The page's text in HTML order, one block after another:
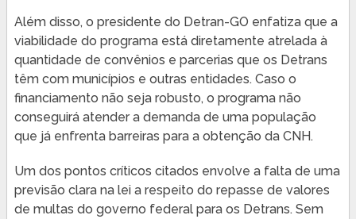
Além disso, o presidente do Detran-GO enfatiza que a
viabilidade do programa está diretamente atrelada à
quantidade de convênios e parcerias que os Detrans
têm com municípios e outras entidades. Caso o
financiamento não seja robusto, o programa não
conseguirá atender a demanda de uma população
que já enfrenta barreiras para a obtenção da CNH.
Um dos pontos críticos citados envolve a falta de uma
previsão clara na lei a respeito do repasse de valores
de multas do governo federal para os Detrans. Sem